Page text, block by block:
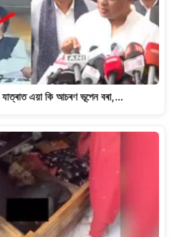
যাত্ৰাত এয়া কি আচৰণ ভূপেন বৰা,…